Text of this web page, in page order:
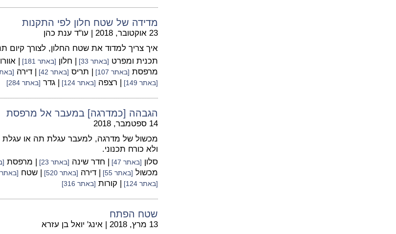
מדידה של שטח חלון לפי התקנות
23 אוקטובר, 2018 | עו"ד ענת כהן
איך צריך למדוד את שטח החלון, לצורך קיום
תכנית ומפרט [באתר 33] | חלון [באתר 181] |
מרפסת [באתר 107] | תריס [באתר 42] | דירה [באתר
[באתר 149] | רצפה [באתר 124] | גדר [באתר 284]
הגבהה [כמדרגה] במעבר אל מרפסת
14 ספטמבר, 2018
מכשול של מדרגה, למעבר עגלת תה או עגלת
ולא כורח תכנוני.
סלון [באתר 47] | חדר שינה [באתר 23] | מרפסת
מכשול [באתר 55] | דירה [באתר 520] | שטח [באתר 396]
[באתר 124] | קורות [באתר 316]
שטח הפתח
13 מרץ, 2018 | אינג' יואל בן עזרא